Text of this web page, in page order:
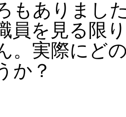
もありまし
員を見る限
。実際にど
か？